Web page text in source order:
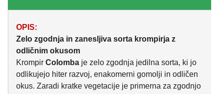
OPIS:
Zelo zgodnja in zanesljiva sorta krompirja z
odličnim okusom
Krompir Colomba je zelo zgodnja jedilna sorta, ki jo
odlikujejo hiter razvoj, enakomerni gomolji in odličen
okus. Zaradi kratke vegetacije je primerna za zgodnjo